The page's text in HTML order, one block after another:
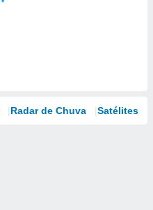
Radar de Chuva Satélites